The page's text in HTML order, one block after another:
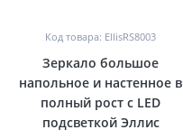
Код товара: EllisRS8003
Зеркало большое
напольное и настенное в
полный рост с LED
подсветкой Эллис